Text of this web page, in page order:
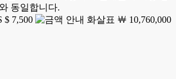
동일합니다.
$ 7,500
￦ 10,760,000